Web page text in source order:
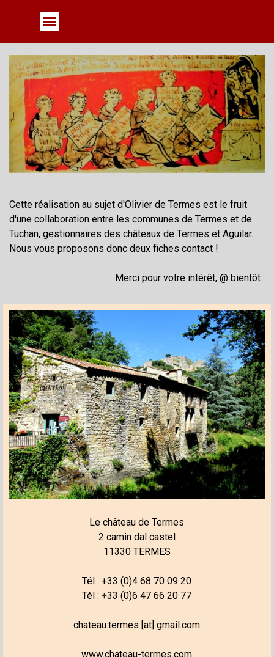
Sauter le menu
Cette réalisation au sujet d'Olivier de Termes est le fruit
d'une collaboration entre les communes de Termes et de
Tuchan, gestionnaires des châteaux de Termes et Aguilar.
Nous vous proposons donc deux fiches contact !
Merci pour votre intérêt, @ bientôt :
Le château de Termes
2 camin dal castel
11330 TERMES
Tél:+33 (0)4 68 70 09 20
Tél :+33 (0)6 47 66 20 77
chateau.termes [at] gmail.com
www.chateau-termes.com